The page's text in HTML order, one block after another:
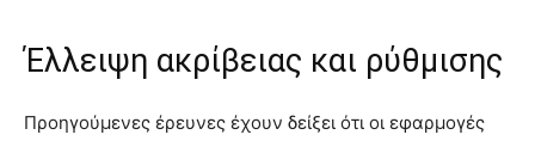
Έλλειψη ακρίβειας και ρύθμισης
Προηγούμενες έρευνες έχουν δείξει ότι οι εφαρμογές